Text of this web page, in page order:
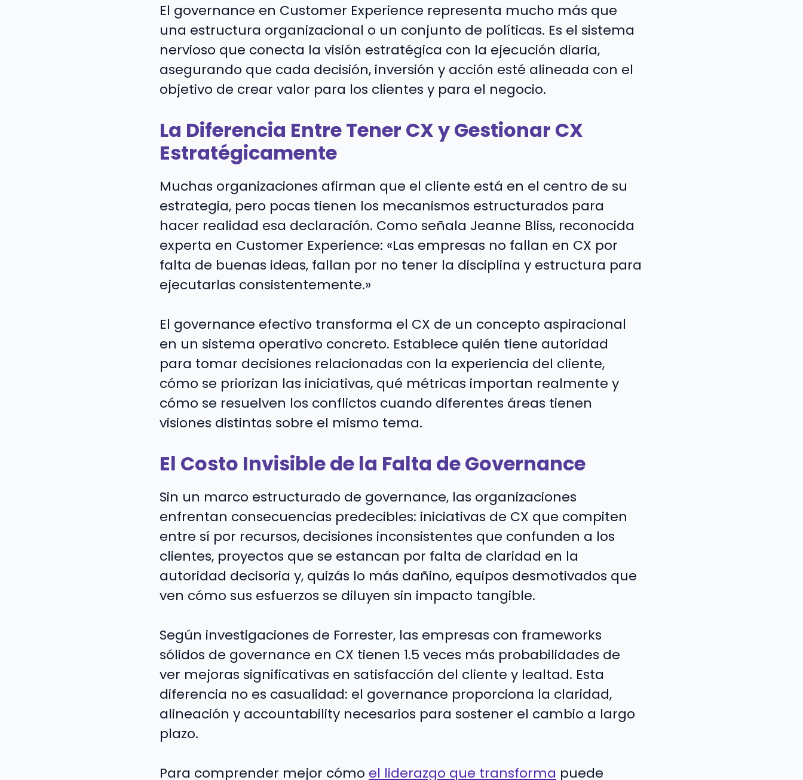
El governance en Customer Experience representa mucho más que
una estructura organizacional o un conjunto de políticas. Es el sistema
nervioso que conecta la visión estratégica con la ejecución diaria,
asegurando que cada decisión, inversión y acción esté alineada con el
objetivo de crear valor para los clientes y para el negocio.
La Diferencia Entre Tener CX y Gestionar CX
Estratégicamente
Muchas organizaciones afirman que el cliente está en el centro de su
estrategia, pero pocas tienen los mecanismos estructurados para
hacer realidad esa declaración. Como señala Jeanne Bliss, reconocida
experta en Customer Experience: «Las empresas no fallan en CX por
falta de buenas ideas, fallan por no tener la disciplina y estructura para
ejecutarlas consistentemente.»
El governance efectivo transforma el CX de un concepto aspiracional
en un sistema operativo concreto. Establece quién tiene autoridad
para tomar decisiones relacionadas con la experiencia del cliente,
cómo se priorizan las iniciativas, qué métricas importan realmente y
cómo se resuelven los conflictos cuando diferentes áreas tienen
visiones distintas sobre el mismo tema.
El Costo Invisible de la Falta de Governance
Sin un marco estructurado de governance, las organizaciones
enfrentan consecuencias predecibles: iniciativas de CX que compiten
entre sí por recursos, decisiones inconsistentes que confunden a los
clientes, proyectos que se estancan por falta de claridad en la
autoridad decisoria y, quizás lo más dañino, equipos desmotivados que
ven cómo sus esfuerzos se diluyen sin impacto tangible.
Según investigaciones de Forrester, las empresas con frameworks
sólidos de governance en CX tienen 1.5 veces más probabilidades de
ver mejoras significativas en satisfacción del cliente y lealtad. Esta
diferencia no es casualidad: el governance proporciona la claridad,
alineación y accountability necesarios para sostener el cambio a largo
plazo.
Para comprender mejor cómo el liderazgo que transforma puede